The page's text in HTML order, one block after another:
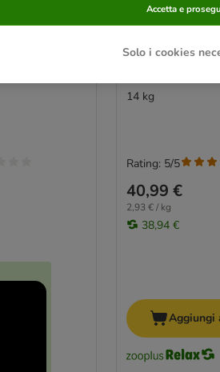
Pollo
2 varianti
Salmone
14 kg
40,99 €
2,93 € / kg
38,94 €
Rating: 5/5
Aggiungi
Solo i cookies
Accetta e